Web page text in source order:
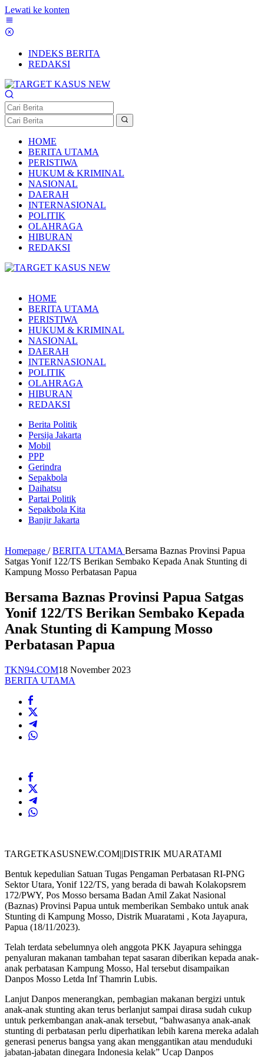
Lewati ke konten
INDEKS BERITA
REDAKSI
HOME
BERITA UTAMA
PERISTIWA
HUKUM & KRIMINAL
NASIONAL
DAERAH
INTERNASIONAL
POLITIK
OLAHRAGA
HIBURAN
REDAKSI
HOME
BERITA UTAMA
PERISTIWA
HUKUM & KRIMINAL
NASIONAL
DAERAH
INTERNASIONAL
POLITIK
OLAHRAGA
HIBURAN
REDAKSI
Berita Politik
Persija Jakarta
Mobil
PPP
Gerindra
Sepakbola
Daihatsu
Partai Politik
Sepakbola Kita
Banjir Jakarta
Homepage / BERITA UTAMA Bersama Baznas Provinsi Papua
Satgas Yonif 122/TS Berikan Sembako Kepada Anak Stunting di
Kampung Mosso Perbatasan Papua
Bersama Baznas Provinsi Papua Satgas
Yonif 122/TS Berikan Sembako Kepada
Anak Stunting di Kampung Mosso
Perbatasan Papua
TKN94.COM18 November 2023
BERITA UTAMA
TARGETKASUSNEW.COM||DISTRIK MUARATAMI
Bentuk kepedulian Satuan Tugas Pengaman Perbatasan RI-PNG
Sektor Utara, Yonif 122/TS, yang berada di bawah Kolakopsrem
172/PWY, Pos Mosso bersama Badan Amil Zakat Nasional
(Baznas) Provinsi Papua untuk memberikan Sembako untuk anak
Stunting di Kampung Mosso, Distrik Muaratami , Kota Jayapura,
Papua (18/11/2023).
Telah terdata sebelumnya oleh anggota PKK Jayapura sehingga
penyaluran makanan tambahan tepat sasaran diberikan kepada anak-
anak perbatasan Kampung Mosso, Hal tersebut disampaikan
Danpos Mosso Letda Inf Thamrin Lubis.
Lanjut Danpos menerangkan, pembagian makanan bergizi untuk
anak-anak stunting akan terus berlanjut sampai dirasa sudah cukup
untuk perkembangan anak-anak tersebut, “bahwasanya anak-anak
stunting di perbatasan perlu diperhatikan lebih karena mereka adalah
generasi penerus bangsa yang akan menggantikan atau menduduki
jabatan-jabatan dinegara Indonesia kelak” Ucap Danpos